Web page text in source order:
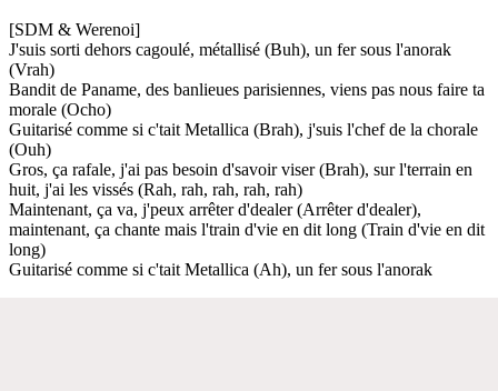
[SDM & Werenoi]
J'suis sorti dehors cagoulé, métallisé (Buh), un fer sous l'anorak
(Vrah)
Bandit de Paname, des banlieues parisiennes, viens pas nous faire ta
morale (Ocho)
Guitarisé comme si c'tait Metallica (Brah), j'suis l'chef de la chorale
(Ouh)
Gros, ça rafale, j'ai pas besoin d'savoir viser (Brah), sur l'terrain en
huit, j'ai les vissés (Rah, rah, rah, rah, rah)
Maintenant, ça va, j'peux arrêter d'dealer (Arrêter d'dealer),
maintenant, ça chante mais l'train d'vie en dit long (Train d'vie en dit
long)
Guitarisé comme si c'tait Metallica (Ah), un fer sous l'anorak